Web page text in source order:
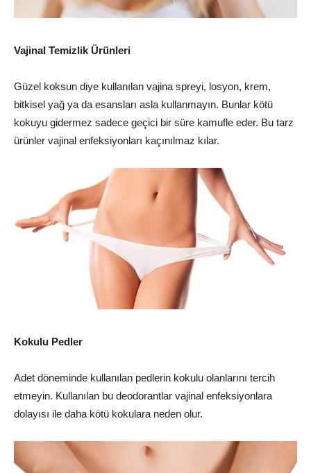
Vajinal Temizlik Ürünleri
Güzel koksun diye kullanılan vajina spreyi, losyon, krem,
bitkisel yağ ya da esansları asla kullanmayın. Bunlar kötü
kokuyu gidermez sadece geçici bir süre kamufle eder. Bu tarz
ürünler vajinal enfeksiyonları kaçınılmaz kılar.
Kokulu Pedler
Adet döneminde kullanılan pedlerin kokulu olanlarını tercih
etmeyin. Kullanılan bu deodorantlar vajinal enfeksiyonlara
dolayısı ile daha kötü kokulara neden olur.